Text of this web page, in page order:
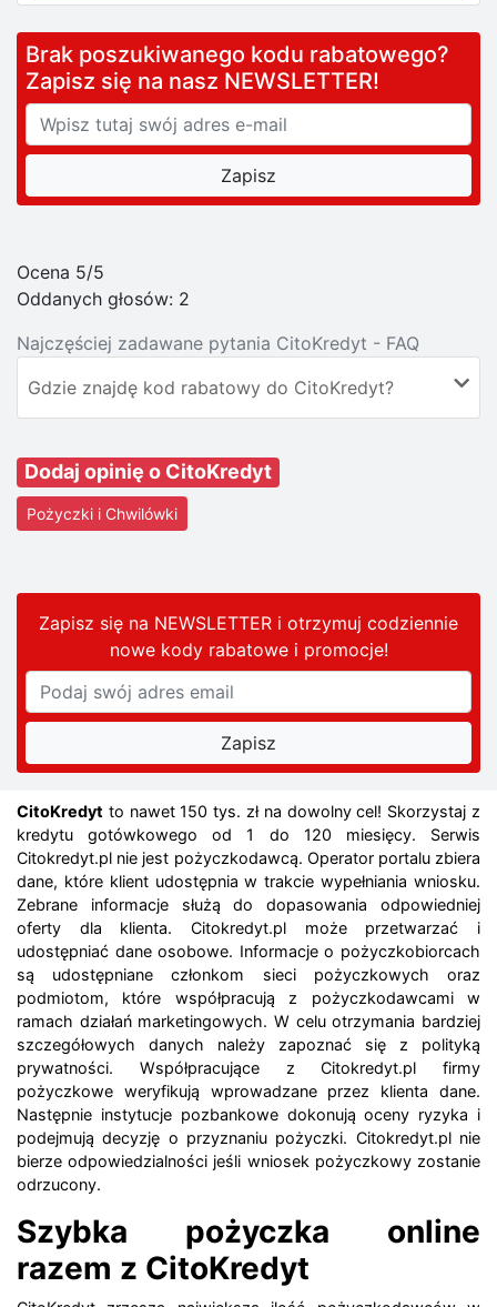
Brak poszukiwanego kodu rabatowego?
Zapisz się na nasz NEWSLETTER!
Ocena 5/5
Oddanych głosów: 2
Najczęściej zadawane pytania CitoKredyt - FAQ
Gdzie znajdę kod rabatowy do CitoKredyt?
Dodaj opinię o CitoKredyt
Pożyczki i Chwilówki
Zapisz się na NEWSLETTER i otrzymuj codziennie
nowe kody rabatowei promocje!
CitoKredyt to nawet 150 tys. zł na dowolny cel! Skorzystaj z
kredytu gotówkowego od 1 do 120 miesięcy. Serwis
Citokredyt.pl nie jest pożyczkodawcą. Operator portalu zbiera
dane, które klient udostępnia w trakcie wypełniania wniosku.
Zebrane informacje służą do dopasowania odpowiedniej
oferty dla klienta. Citokredyt.pl może przetwarzać i
udostępniać dane osobowe. Informacje o pożyczkobiorcach
są udostępniane członkom sieci pożyczkowych oraz
podmiotom, które współpracują z pożyczkodawcami w
ramach działań marketingowych. W celu otrzymania bardziej
szczegółowych danych należy zapoznać się z polityką
prywatności. Współpracujące z Citokredyt.pl firmy
pożyczkowe weryfikują wprowadzane przez klienta dane.
Następnie instytucje pozbankowe dokonują oceny ryzyka i
podejmują decyzję o przyznaniu pożyczki. Citokredyt.pl nie
bierze odpowiedzialności jeśli wniosek pożyczkowy zostanie
odrzucony.
Szybka pożyczka online
razem z CitoKredyt